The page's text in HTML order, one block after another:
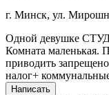
г. Минск, ул.
Одной девушке
Комната маленькая.
приводить
налог+
Написать